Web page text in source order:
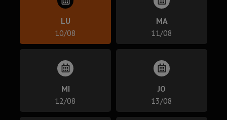
LU
10/08
MA
11/08
MI
12/08
JO
13/08